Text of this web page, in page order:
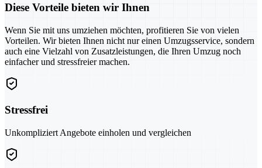
Diese Vorteile bieten wir Ihnen
Wenn Sie mit uns umziehen möchten, profitieren Sie von vielen
Vorteilen. Wir bieten Ihnen nicht nur einen Umzugsservice, sondern
auch eine Vielzahl von Zusatzleistungen, die Ihren Umzug noch
einfacher und stressfreier machen.
Stressfrei
Unkompliziert Angebote einholen und vergleichen